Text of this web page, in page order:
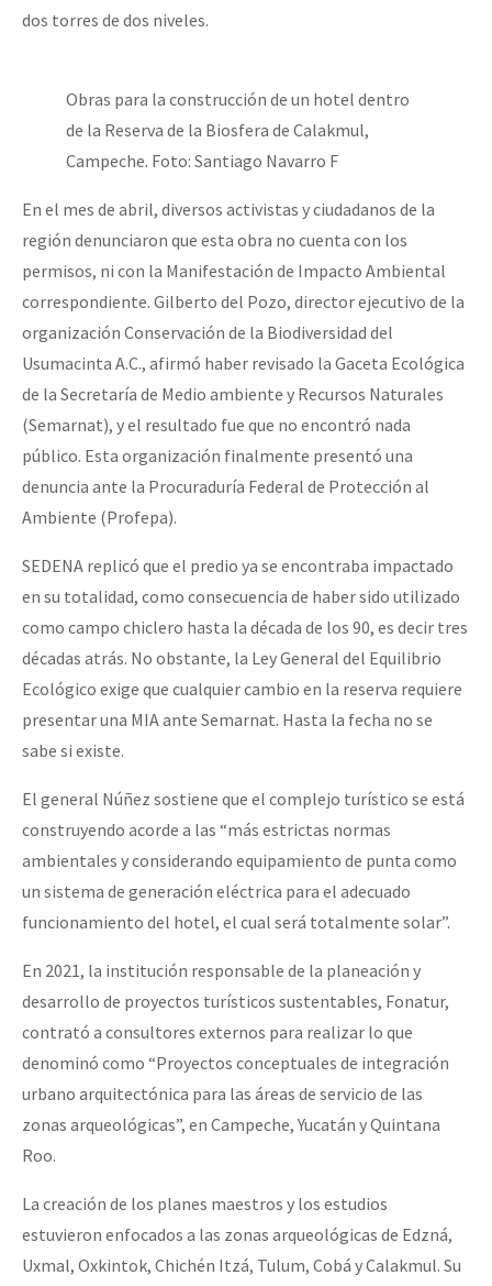
dos torres de dos niveles.
Obras para la construcción de un hotel dentro
de la Reserva de la Biosfera de Calakmul,
Campeche. Foto: Santiago Navarro F
En el mes de abril, diversos activistas y ciudadanos de la
región denunciaron que esta obra no cuenta con los
permisos, ni con la Manifestación de Impacto Ambiental
correspondiente. Gilberto del Pozo, director ejecutivo de la
organización Conservación de la Biodiversidad del
Usumacinta A.C., afirmó haber revisado la Gaceta Ecológica
de la Secretaría de Medio ambiente y Recursos Naturales
(Semarnat), y el resultado fue que no encontró nada
público. Esta organización finalmente presentó una
denuncia ante la Procuraduría Federal de Protección al
Ambiente (Profepa).
SEDENA replicó que el predio ya se encontraba impactado
en su totalidad, como consecuencia de haber sido utilizado
como campo chiclero hasta la década de los 90, es decir tres
décadas atrás. No obstante, la Ley General del Equilibrio
Ecológico exige que cualquier cambio en la reserva requiere
presentar una MIA ante Semarnat. Hasta la fecha no se
sabe si existe.
El general Núñez sostiene que el complejo turístico se está
construyendo acorde a las “más estrictas normas
ambientales y considerando equipamiento de punta como
un sistema de generación eléctrica para el adecuado
funcionamiento del hotel, el cual será totalmente solar”.
En 2021, la institución responsable de la planeación y
desarrollo de proyectos turísticos sustentables, Fonatur,
contrató a consultores externos para realizar lo que
denominó como “Proyectos conceptuales de integración
urbano arquitectónica para las áreas de servicio de las
zonas arqueológicas”, en Campeche, Yucatán y Quintana
Roo.
La creación de los planes maestros y los estudios
estuvieron enfocados a las zonas arqueológicas de Edzná,
Uxmal, Oxkintok, Chichén Itzá, Tulum, Cobá y Calakmul. Su